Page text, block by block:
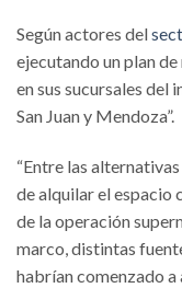
Según actores del
ejecutando un plan
en sus sucursales del
San Juan y Mendoza”.
“Entre las
de alquilar el espacio
de la operación
marco, distintas
habrían comenzado a